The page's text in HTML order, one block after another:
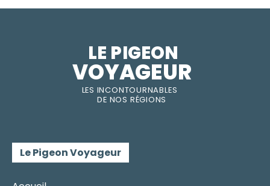
LES INCONTOURNABLES
DE NOS RÉGIONS
LE PIGEON
VOYAGEUR
Le Pigeon Voyageur